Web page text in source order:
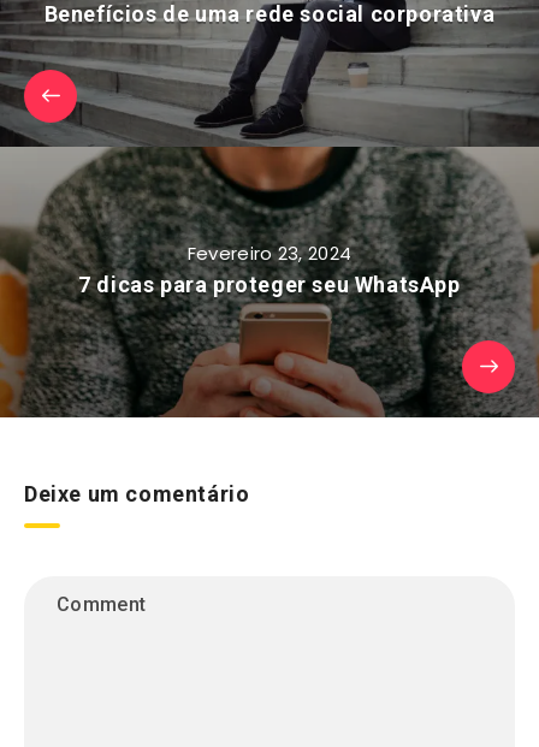
Benefícios de uma rede social corporativa
Fevereiro 23, 2024
7 dicas para proteger seu WhatsApp
Deixe um comentário